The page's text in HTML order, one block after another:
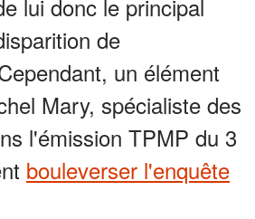
lui donc le principal
de
un élément
Mary, spécialiste des
l'émission TPMP du 3
bouleverser l'enquête